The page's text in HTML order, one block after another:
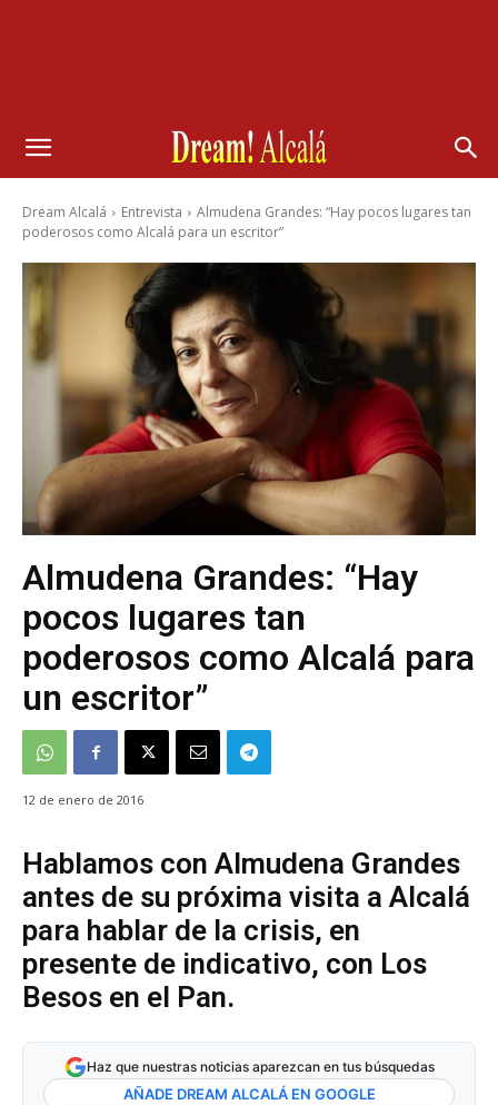
Dream Alcalá Entrevista
Almudena Grandes: “Hay pocos lugares tan
poderosos como Alcalá para un escritor”
Almudena Grandes: “Hay
pocos lugares tan
poderosos como Alcalá para
un escritor”
12 de enero de 2016
Hablamos con Almudena Grandes
antes de su próxima visita a Alcalá
para hablar de la crisis, en
presente de indicativo, con Los
Besos en el Pan.
Haz que nuestras noticias aparezcan en tus búsquedas
AÑADE DREAM ALCALÁ EN GOOGLE